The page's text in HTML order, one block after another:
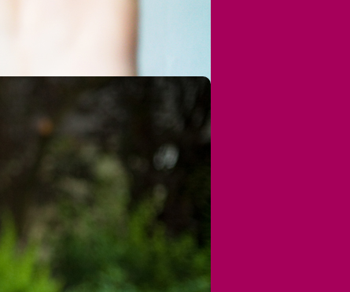
Behinderung nicht so leicht
abhängig, die
mit Behinderung versuchen,
geglaubt als Kindern,
Behinderung oder